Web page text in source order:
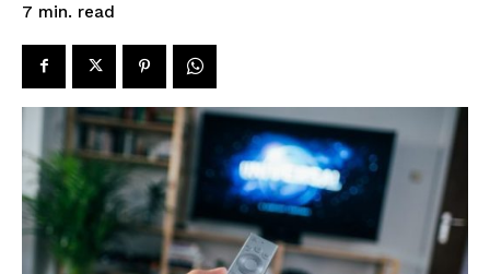
7 min. read